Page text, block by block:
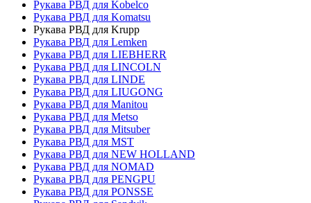
Рукава РВД для Kobelco
Рукава РВД для Komatsu
Рукава РВД для Krupp
Рукава РВД для Lemken
Рукава РВД для LIEBHERR
Рукава РВД для LINCOLN
Рукава РВД для LINDE
Рукава РВД для LIUGONG
Рукава РВД для Manitou
Рукава РВД для Metso
Рукава РВД для Mitsuber
Рукава РВД для MST
Рукава РВД для NEW HOLLAND
Рукава РВД для NOMAD
Рукава РВД для PENGPU
Рукава РВД для PONSSE